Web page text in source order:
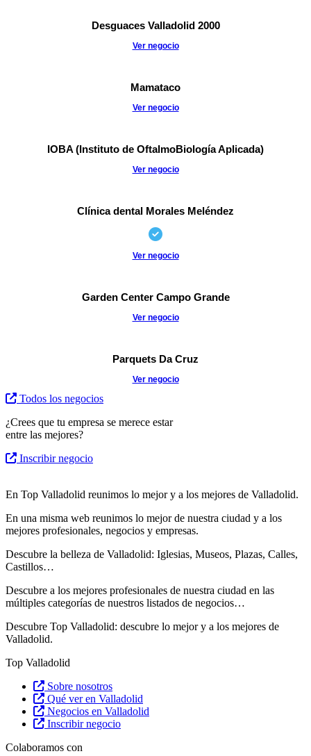
Desguaces Valladolid 2000
Ver negocio
Mamataco
Ver negocio
IOBA (Instituto de OftalmoBiología Aplicada)
Ver negocio
Clínica dental Morales Meléndez
Ver negocio
Garden Center Campo Grande
Ver negocio
Parquets Da Cruz
Ver negocio
Todos los negocios
¿Crees que tu empresa se merece estar
entre las mejores?
Inscribir negocio
En Top Valladolid reunimos lo mejor y a los mejores de Valladolid.
En una misma web reunimos lo mejor de nuestra ciudad y a los
mejores profesionales, negocios y empresas.
Descubre la belleza de Valladolid: Iglesias, Museos, Plazas, Calles,
Castillos…
Descubre a los mejores profesionales de nuestra ciudad en las
múltiples categorías de nuestros listados de negocios…
Descubre Top Valladolid: descubre lo mejor y a los mejores de
Valladolid.
Top Valladolid
Sobre nosotros
Qué ver en Valladolid
Negocios en Valladolid
Inscribir negocio
Colaboramos con